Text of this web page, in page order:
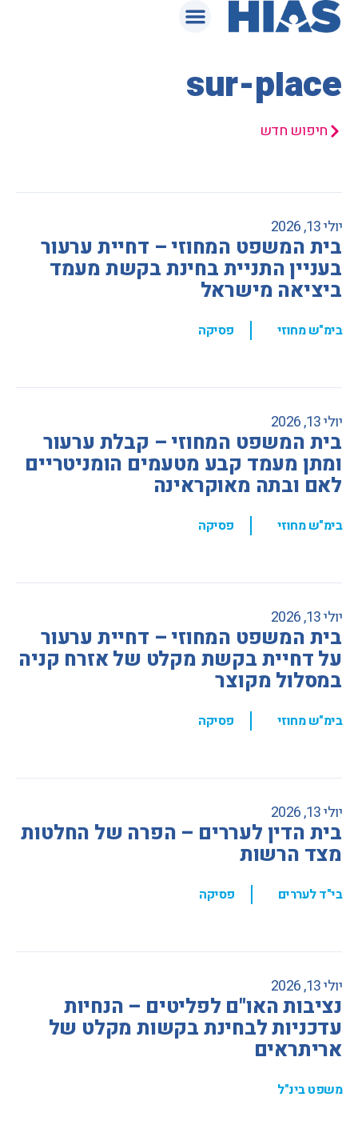
sur-place
חיפוש חדש
יולי 13, 2026
בית המשפט המחוזי – דחיית ערעור
בעניין התניית בחינת בקשת מעמד
ביציאה מישראל
בימ"ש מחוזי , פסיקה
יולי 13, 2026
בית המשפט המחוזי – קבלת ערעור
ומתן מעמד קבע מטעמים הומניטריים
לאם ובתה מאוקראינה
בימ"ש מחוזי , פסיקה
יולי 13, 2026
בית המשפט המחוזי – דחיית ערעור
על דחיית בקשת מקלט של אזרח קניה
במסלול מקוצר
בימ"ש מחוזי , פסיקה
יולי 13, 2026
בית הדין לעררים – הפרה של החלטות
מצד הרשות
בי"ד לעררים , פסיקה
יולי 13, 2026
נציבות האו"ם לפליטים – הנחיות
עדכניות לבחינת בקשות מקלט של
אריתראים
משפט בינ"ל